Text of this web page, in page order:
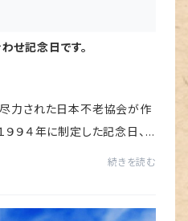
せ記念日です。
尽力された日本不老協会が作
９９４年に制定した記念日、
続きを読む